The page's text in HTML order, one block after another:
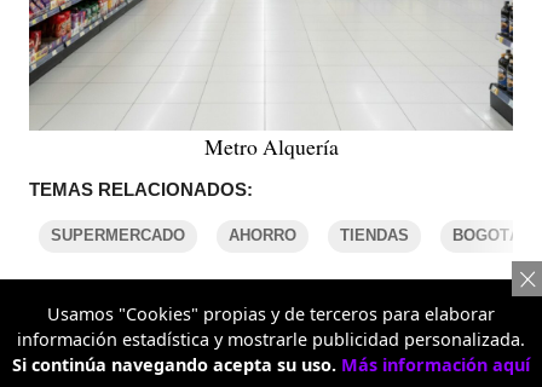
Metro Alquería
TEMAS RELACIONADOS:
SUPERMERCADO AHORRO TIENDAS BOGOTÁ
COMENTARIOS
Usamos "Cookies" propias y de terceros para elaborar
información estadística y mostrarle publicidad personalizada.
Si continúa navegando acepta su uso. Más información aquí